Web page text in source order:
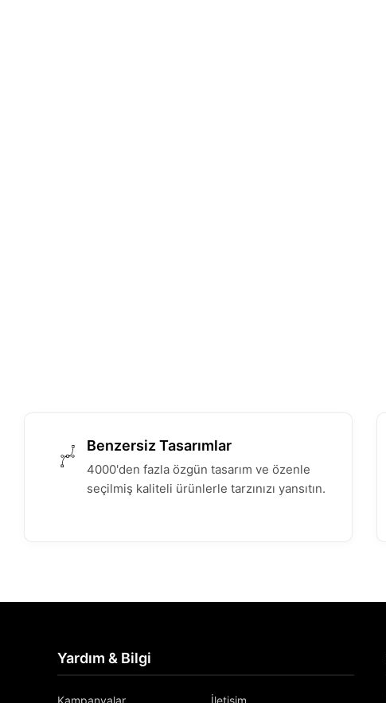
Benzersiz Tasarımlar
4000'den fazla özgün tasarım ve özenle
seçilmiş kaliteli ürünlerle tarzınızı yansıtın.
Yardım & Bilgi